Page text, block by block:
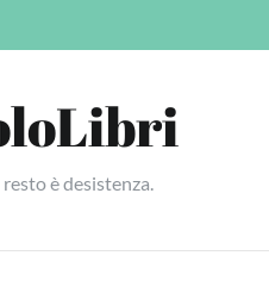
è desistenza.